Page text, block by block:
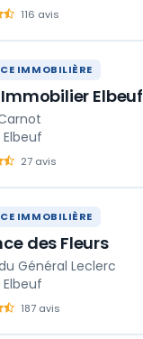
116 avis
IMMOBILIÈRE
Elbeuf
27 avis
IMMOBILIÈRE
des Fleurs
Général Leclerc
187 avis